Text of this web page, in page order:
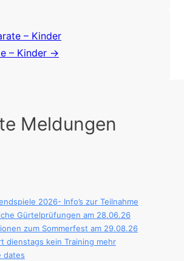
– Kinder
– Kinder →
Meldungen
2026- Info’s zur Teilnahme
Gürtelprüfungen am 28.06.26
zum Sommerfest am 29.08.26
dienstags kein Training mehr
dates